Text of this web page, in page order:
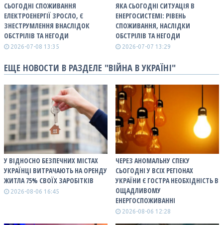
СЬОГОДНІ СПОЖИВАННЯ
ЕЛЕКТРОЕНЕРГІЇ ЗРОСЛО, Є
ЗНЕСТРУМЛЕННЯ ВНАСЛІДОК
ОБСТРІЛІВ ТА НЕГОДИ
2026-07-08 13:35
ЯКА СЬОГОДНІ СИТУАЦІЯ В
ЕНЕРГОСИСТЕМІ: РІВЕНЬ
СПОЖИВАННЯ, НАСЛІДКИ
ОБСТРІЛІВ ТА НЕГОДИ
2026-07-07 13:29
ЕЩЕ НОВОСТИ В РАЗДЕЛЕ "ВІЙНА В УКРАЇНІ"
У ВІДНОСНО БЕЗПЕЧНИХ МІСТАХ
УКРАЇНЦІ ВИТРАЧАЮТЬ НА ОРЕНДУ
ЖИТЛА 75% СВОЇХ ЗАРОБІТКІВ
2026-08-06 16:45
ЧЕРЕЗ АНОМАЛЬНУ СПЕКУ
СЬОГОДНІ У ВСІХ РЕГІОНАХ
УКРАЇНИ Є ГОСТРА НЕОБХІДНІСТЬ В
ОЩАДЛИВОМУ
ЕНЕРГОСПОЖИВАННІ
2026-08-06 12:28